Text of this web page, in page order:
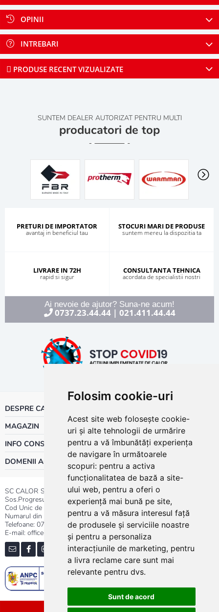
Folosim cookie-uri
Acest site web folosește cookie-
uri și alte tehnologii de urmărire
pentru a vă îmbunătăți experiența
de navigare în următoarele
scopuri: pentru a activa
funcționalitatea de bază a site-
ului web, pentru a oferi o
experiență mai bună pe site,
pentru a vă măsura interesul față
de produsele și serviciile noastre
și pentru a personaliza
interacțiunile de marketing, pentru
a livra reclame care sunt mai
relevante pentru dvs.
Sunt de acord
OPINII
INTREBARI
PRODUSE RECENT VIZUALIZATE
SUNTEM DEALER AUTORIZAT PENTRU MULTI
producatori de top
PRETURI DE IMPORTATOR
avantaj in beneficiul tau
STOCURI MARI DE PRODUSE
suntem mereu la dispozitia ta
LIVRARE IN 72H
rapid si sigur
CONSULTANTA TEHNICA
acordata de specialistii nostri
Ai nevoie de ajutor? Suna-ne acum!
0737.23.44.44| 021.411.44.44
DESPRE CALOR
MAGAZIN
INFO CONSUMATOR
DOMENII ACTIVITATE
SC CALOR SRL
Sos.Progresului nr.30-40, Sector 5, Bucuresti
Cod Unic de Inregistrare: RO 3004724
Numarul din Registrul Comertului:J40/13176/1991
Telefoane: 0737.23.44.44|021.411.44.44
E-mail: office@calor.ro